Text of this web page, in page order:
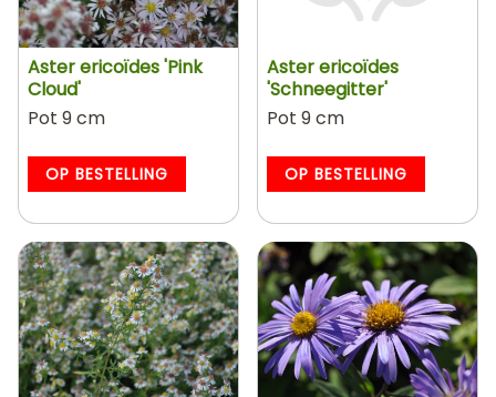
Aster ericoïdes 'Pink
Cloud'
Pot 9 cm
OP BESTELLING
Aster ericoïdes
'Schneegitter'
Pot 9 cm
OP BESTELLING